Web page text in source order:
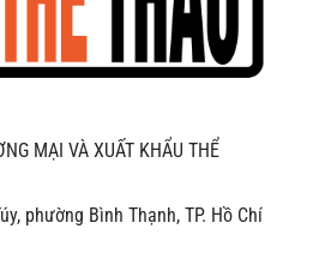
MẠI VÀ XUẤT KHẨU THỂ
phường Bình Thạnh, TP. Hồ Chí